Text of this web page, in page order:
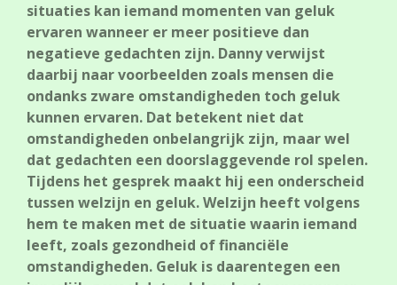
situaties kan iemand momenten van geluk
ervaren wanneer er meer positieve dan
negatieve gedachten zijn. Danny verwijst
daarbij naar voorbeelden zoals mensen die
ondanks zware omstandigheden toch geluk
kunnen ervaren. Dat betekent niet dat
omstandigheden onbelangrijk zijn, maar wel
dat gedachten een doorslaggevende rol spelen.
Tijdens het gesprek maakt hij een onderscheid
tussen welzijn en geluk. Welzijn heeft volgens
hem te maken met de situatie waarin iemand
leeft, zoals gezondheid of financiële
omstandigheden. Geluk is daarentegen een